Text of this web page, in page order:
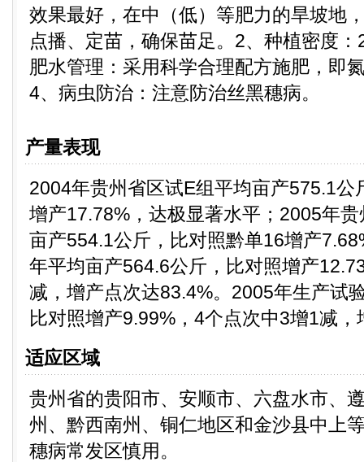
效果最好，在中（低）等肥力的旱坡地
点播、定苗，确保苗足。2、种植密度
肥水管理：采用科学合理配方施肥，即
4、病虫防治：注意防治丝黑穗病。
产量表现
2004年贵州省区试E组平均亩产575.1公
增产17.78%，达极显著水平；2005年
亩产554.1公斤，比对照黔单16增产
年平均亩产564.6公斤，比对照增产
减，增产点次达83.4%。2005年生产试
比对照增产9.99%，4个点次中3增1减，
适应区域
贵州省的贵阳市、安顺市、六盘水市、
州、黔西南州、铜仁地区和金沙县中上
穗病常发区慎用。